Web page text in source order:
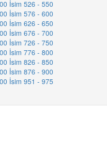
İsim 526 - 550
İsim 576 - 600
İsim 626 - 650
İsim 676 - 700
İsim 726 - 750
İsim 776 - 800
İsim 826 - 850
İsim 876 - 900
İsim 951 - 975